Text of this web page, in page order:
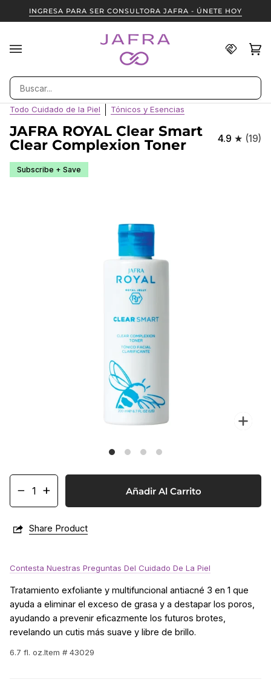
directamente
contenido
INGRESA PARA SER CONSULTORA JAFRA - ÚNETE HOY
JAFRA
Buscar
Todo Cuidado de la Piel Tónicos y Esencias
JAFRA ROYAL Clear Smart
Clear Complexion Toner
4.9 (19)
Subscribe + Save
− + Añadir Al Carrito
Share Product
Contesta Nuestras Preguntas Del Cuidado De La Piel
Tratamiento exfoliante y multifuncional antiacné 3 en 1 que
ayuda a eliminar el exceso de grasa y a destapar los poros,
ayudando a prevenir eficazmente los futuros brotes,
revelando un cutis más suave y libre de brillo.
6.7 fl. oz.Item # 43029